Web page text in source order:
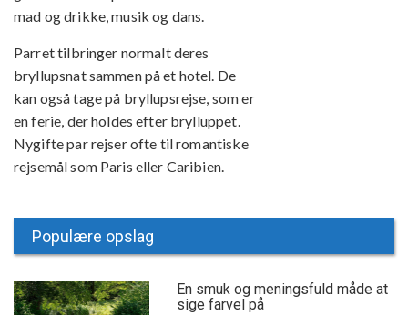
mad og drikke, musik og dans.
Parret tilbringer normalt deres
bryllupsnat sammen på et hotel. De
kan også tage på bryllupsrejse, som er
en ferie, der holdes efter brylluppet.
Nygifte par rejser ofte til romantiske
rejsemål som Paris eller Caribien.
Populære opslag
En smuk og meningsfuld måde at
sige farvel på